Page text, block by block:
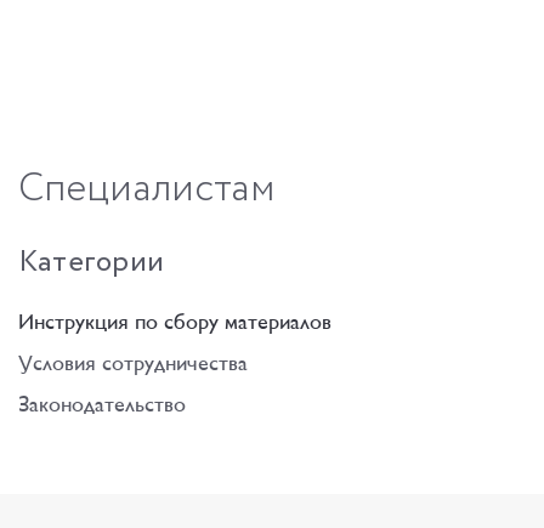
Специалистам
Категории
Инструкция по сбору материалов
Условия сотрудничества
Законодательство